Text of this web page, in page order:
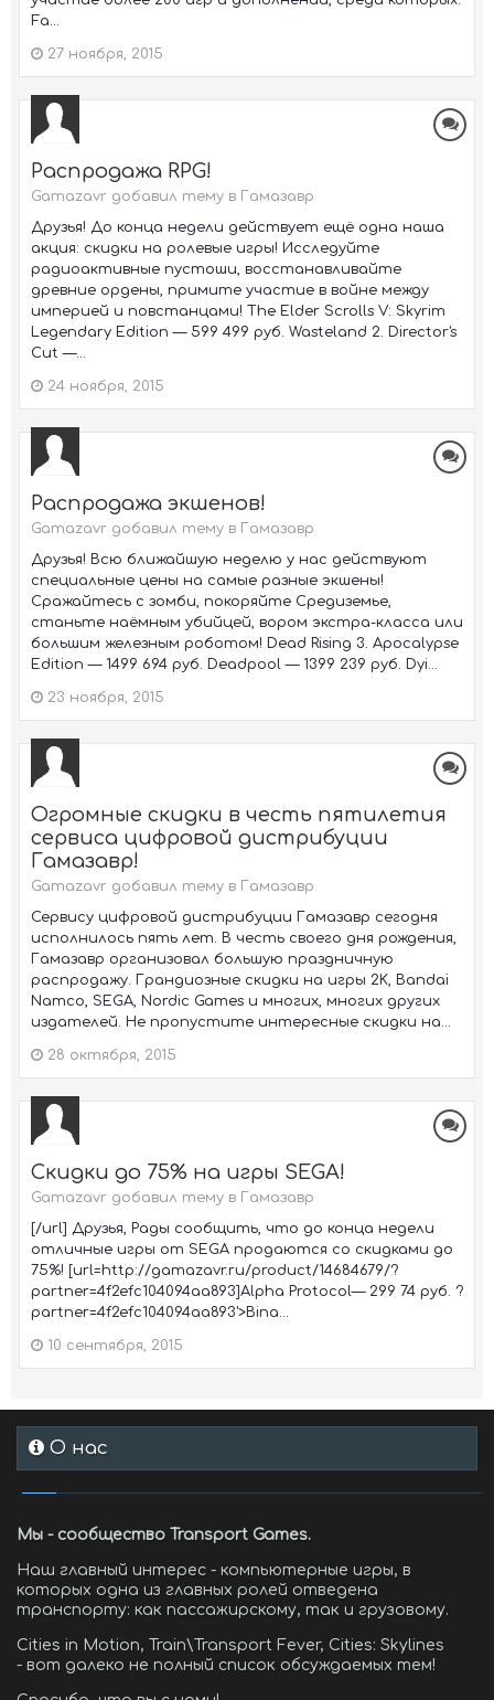
Fa...
27 ноября, 2015
Распродажа RPG!
Gamazavr добавил тему в
Гамазавр
Друзья! До конца недели действует ещё одна наша
акция: скидки на ролевые игры! Исследуйте
радиоактивные пустоши, восстанавливайте
древние ордены, примите участие в войне между
империей и повстанцами! The Elder Scrolls V: Skyrim
Legendary Edition — 599 499 руб. Wasteland 2. Director's
Cut —...
24 ноября, 2015
Распродажа экшенов!
Gamazavr добавил тему в
Гамазавр
Друзья! Всю ближайшую неделю у нас действуют
специальные цены на самые разные экшены!
Сражайтесь с зомби, покоряйте Средиземье,
станьте наёмным убийцей, вором экстра-класса или
большим железным роботом! Dead Rising 3. Apocalypse
Edition — 1499 694 руб. Deadpool — 1399 239 руб. Dyi...
23 ноября, 2015
Огромные скидки в честь пятилетия
сервиса цифровой дистрибуции
Гамазавр!
Gamazavr добавил тему в
Гамазавр
Сервису цифровой дистрибуции Гамазавр сегодня
исполнилось пять лет. В честь своего дня рождения,
Гамазавр организовал большую праздничную
распродажу. Грандиозные скидки на игры 2K, Bandai
Namco, SEGA, Nordic Games и многих, многих других
издателей. Не пропустите интересные скидки на...
28 октября, 2015
Скидки до 75% на игры SEGA!
Gamazavr добавил тему в
Гамазавр
[/url] Друзья, Рады сообщить, что до конца недели
отличные игры от SEGA продаются со скидками до
75%! [url=http://gamazavr.ru/product/14684679/?
partner=4f2efc104094aa893]Alpha Protocol— 299 74 руб. ?
partner=4f2efc104094aa893'>Bina...
10 сентября, 2015
О нас
Мы - сообщество Transport Games.
Наш главный интерес - компьютерные игры, в
которых одна из главных ролей отведена
транспорту: как пассажирскому, так и грузовому.
Cities in Motion, Train\Transport Fever, Cities: Skylines
- вот далеко не полный список обсуждаемых тем!